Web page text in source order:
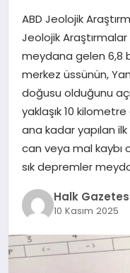
GÜNDEM
MAGAZIN
SAĞLIK
SIYASET
SPOR
ABD Jeolojik
Jeolojik
meydana gelen 6,8
merkez üssünün,
doğusu olduğunu
yaklaşık 10
ana kadar yapılan
can veya mal kaybı
sık depremler
Halk
10 Kasım 2025